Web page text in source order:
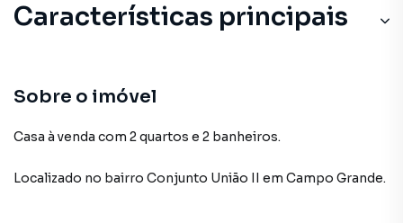
Características principais
Sobre o imóvel
Casa à venda com 2 quartos e 2 banheiros.
Localizado no bairro Conjunto União II em Campo Grande.